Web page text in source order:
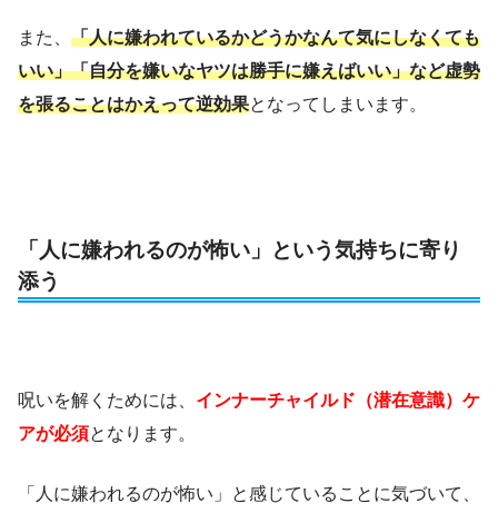
また、 「人に嫌われているかどうかなんて気にしなくても
いい」「自分を嫌いなヤツは勝手に嫌えばいい」など虚勢
を張ることはかえって逆効果となってしまいます。
「人に嫌われるのが怖い」という気持ちに寄り
添う
呪いを解くためには、 インナーチャイルド（潜在意識）ケ
アが必須となります。
「人に嫌われるのが怖い」と感じていることに気づいて、